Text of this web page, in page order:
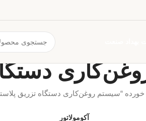
“سیستم روغن‌کاری دستگاه تزریق
آکومولاتور